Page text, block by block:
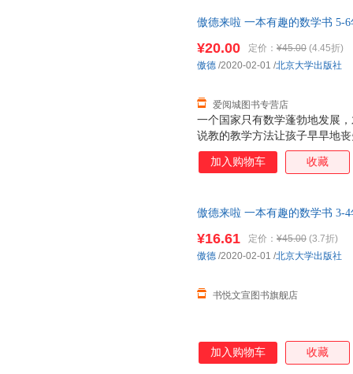
求知欲。
傲德来啦 一本有趣的数学书 5-
一个国家只有数学蓬勃地发展
说教的教学方法让孩子早早地
书以幽默有趣的漫画故事，消
乐，更给予他们知识与启示
用漫画形式呈现，必定有助于
趣。 ——数学科普作家 彭翕成
学习，尤其数学学习，是件苦
¥20.00 定价： ¥45.00 (4.45折)
爱阅城图书专营店
傲德 /2020-02-01 /北京大学出版社
加入购物车 收藏
傲德来啦 一本有趣的数学书 3-
¥16.61 定价： ¥45.00 (3.7折)
书悦文宣图书旗舰店
傲德 /2020-02-01 /北京大学出版社
加入购物车 收藏